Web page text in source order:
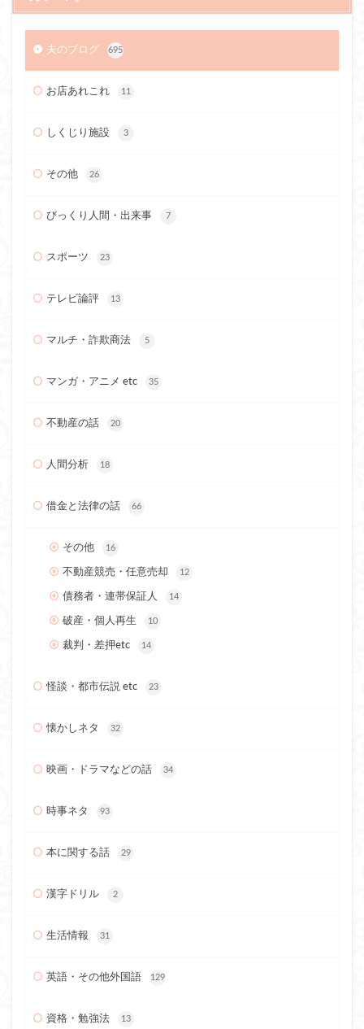
夫のブログ 695
お店あれこれ 11
しくじり施設 3
その他 26
びっくり人間・出来事 7
スポーツ 23
テレビ論評 13
マルチ・詐欺商法 5
マンガ・アニメ etc 35
不動産の話 20
人間分析 18
借金と法律の話 66
その他 16
不動産競売・任意売却 12
債務者・連帯保証人 14
破産・個人再生 10
裁判・差押etc 14
怪談・都市伝説 etc 23
懐かしネタ 32
映画・ドラマなどの話 34
時事ネタ 93
本に関する話 29
漢字ドリル 2
生活情報 31
英語・その他外国語 129
資格・勉強法 13